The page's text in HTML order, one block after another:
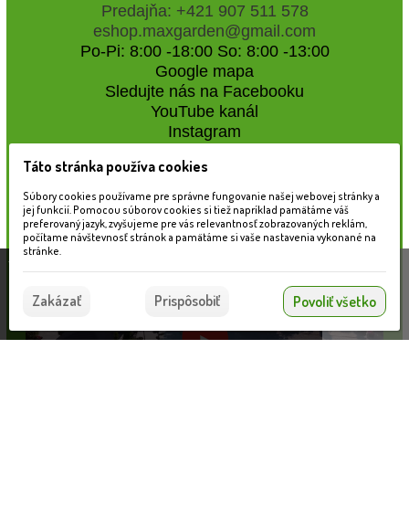
Predajňa: +421 907 511 578
eshop.maxgarden@gmail.com
Po-Pi: 8:00 -18:00 So: 8:00 -13:00
Google mapa
Sledujte nás na Facebooku
YouTube kanál
Instagram
Naše záhradné centrum
Táto stránka používa súbory cookies, ktoré nám
pomáhajú poskytovať služby. Používaním našich
služieb vyjadrujete súhlas s používaním súborov
Súhlasím
Táto stránka používa cookies
Súbory cookies používame pre správne fungovanie našej webovej stránky a
jej funkcií. Pomocou súborov cookies si tiež napríklad pamätáme váš
preferovaný jazyk, zvyšujeme pre vás relevantnosť zobrazovaných reklám,
počítame návštevnosť stránok a pamätáme si vaše nastavenia vykonané na
stránke.
Zakázať Prispôsobiť Povoliť všetko